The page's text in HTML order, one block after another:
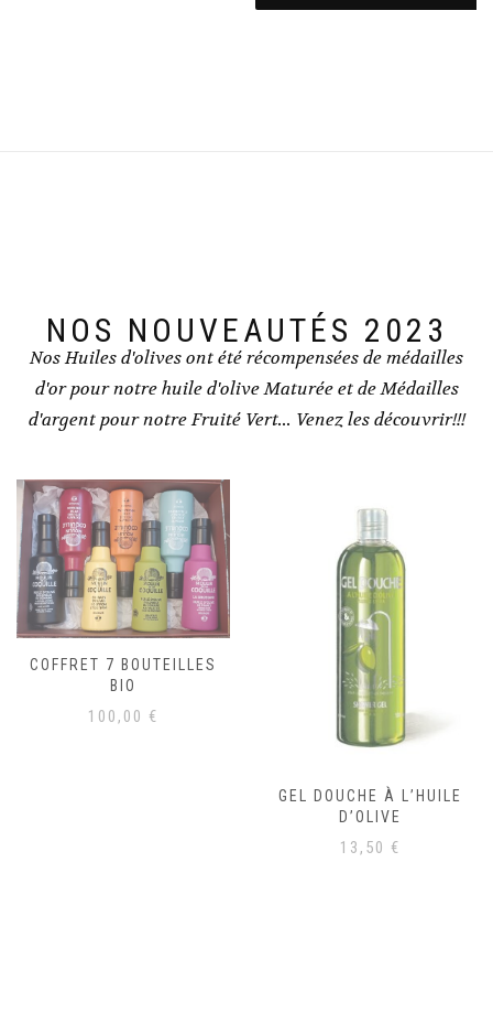
NOS NOUVEAUTÉS 2023
Nos Huiles d'olives ont été récompensées de médailles
d'or pour notre huile d'olive Maturée et de Médailles
d'argent pour notre Fruité Vert... Venez les découvrir!!!
COFFRET 7 BOUTEILLES
BIO
100,00 €
GEL DOUCHE À L’HUILE
D’OLIVE
13,50 €